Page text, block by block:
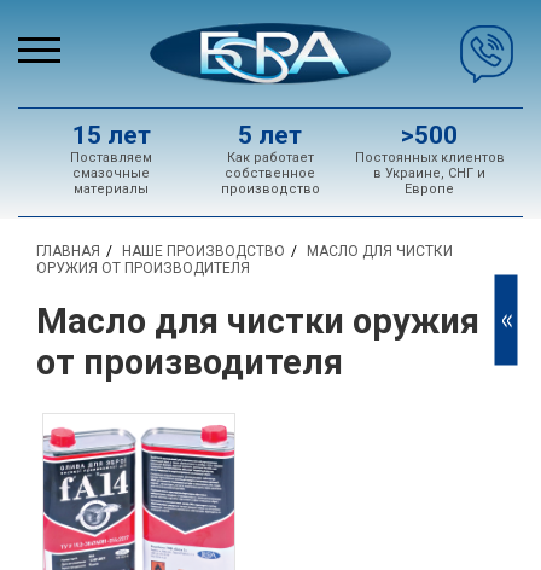
15 лет
Поставляем
смазочные
материалы
5 лет
Как работает
собственное
производство
>500
Постоянных клиентов
в Украине, СНГ и
Европе
ГЛАВНАЯ НАШЕ ПРОИЗВОДСТВО
МАСЛО ДЛЯ ЧИСТКИ
ОРУЖИЯ ОТ ПРОИЗВОДИТЕЛЯ
Масло для чистки оружия
от производителя
<<